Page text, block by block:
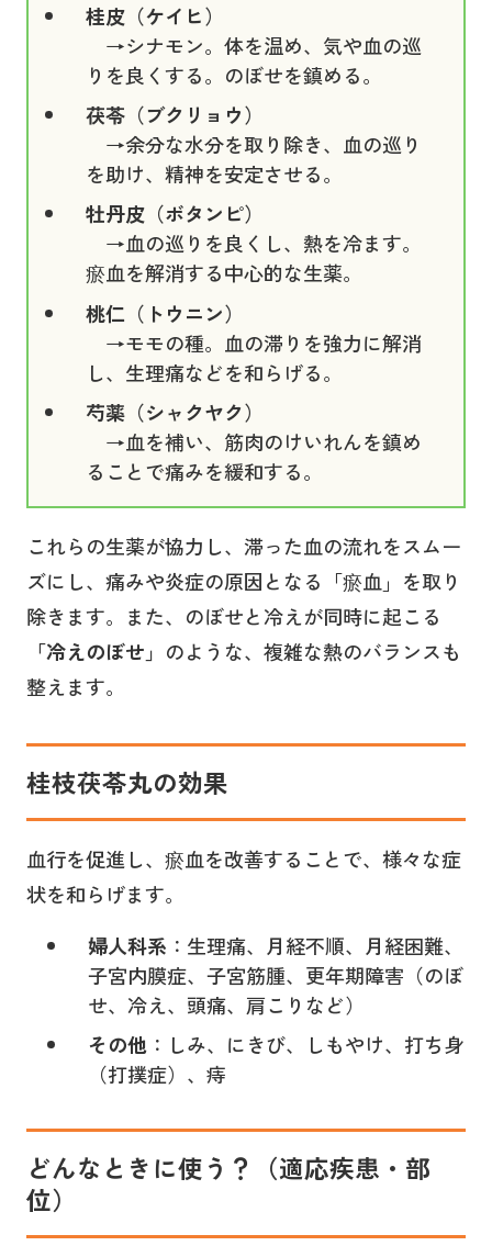
桂皮（ケイヒ）
→シナモン。体を温め、気や血の巡
りを良くする。のぼせを鎮める。
茯苓（ブクリョウ）
→余分な水分を取り除き、血の巡り
を助け、精神を安定させる。
牡丹皮（ボタンピ）
→血の巡りを良くし、熱を冷ます。
瘀血を解消する中心的な生薬。
桃仁（トウニン）
→モモの種。血の滞りを強力に解消
し、生理痛などを和らげる。
芍薬（シャクヤク）
→血を補い、筋肉のけいれんを鎮め
ることで痛みを緩和する。
これらの生薬が協力し、滞った血の流れをスムー
ズにし、痛みや炎症の原因となる「瘀血」を取り
除きます。また、のぼせと冷えが同時に起こる
「冷えのぼせ」 のような、複雑な熱のバランスも
整えます。
桂枝茯苓丸の効果
血行を促進し、瘀血を改善することで、様々な症
状を和らげます。
婦人科系 ：生理痛、月経不順、月経困難、
子宮内膜症、子宮筋腫、更年期障害（のぼ
せ、冷え、頭痛、肩こりなど）
その他：しみ、にきび、しもやけ、打ち身
（打撲症）、痔
どんなときに使う？（適応疾患・部
位）